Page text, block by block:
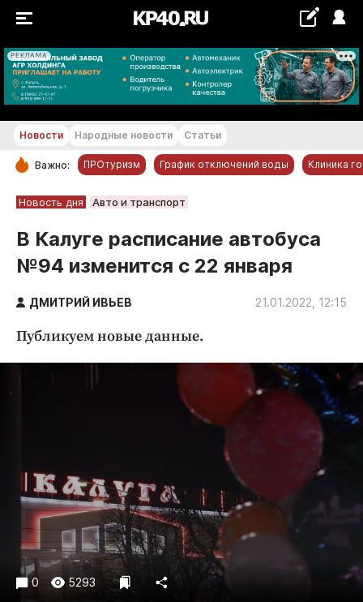
РЕКЛАМА
+21...+22 °С
РУБРИКИ
Новости компаний
Статьи
Народные новости
Благоустройство
Недвижимость и ЖКХ
Общество
Погода
Праздники
Происшествия
Спорт
Экономика и бизнес
Новости Народные новости Статьи
Важно: ПРОтуризм График отключений воды Клиника
Новость дня Авто и транспорт
В Калуге расписание автобуса
№94 изменится с 22 января
ДМИТРИЙ ИВЬЕВ 21.01.2022, 12:15
Публикуем новые данные.
0 5293